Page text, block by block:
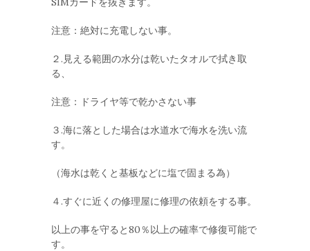
注意：絶対に充電しない事。
２.見える範囲の水分は乾いたタオルで拭き取
る、
注意：ドライヤ等で乾かさない事
３.海に落とした場合は水道水で海水を洗い流
す。
（海水は乾くと基板などに塩で固まる為）
４.すぐに近くの修理屋に修理の依頼をする事。
以上の事を守ると80％以上の確率で修復可能で
す。